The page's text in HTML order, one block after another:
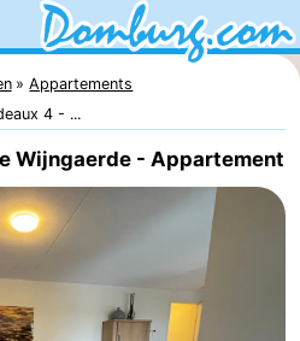
Appartements
4 - ...
Wijngaerde - Appartement